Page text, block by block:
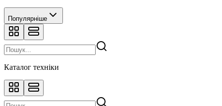
Популярніше
Каталог техніки